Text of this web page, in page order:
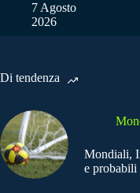
7 Agosto
2026
Di tendenza
Mondiali,
e